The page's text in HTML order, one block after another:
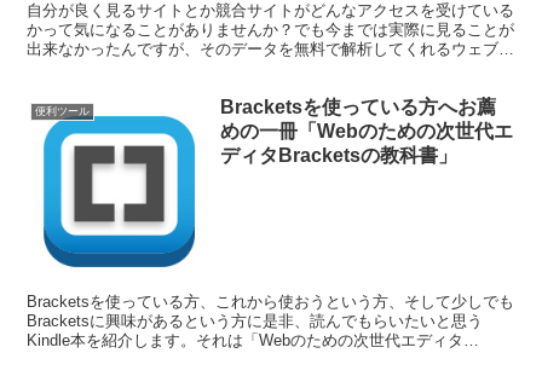
自分が良く見るサイトとか競合サイトがどんなアクセスを受けている
かって気になることがありませんか？でも今までは実際に見ることが
出来なかったんですが、そのデータを無料で解析してくれるウェブツ
便利ツール
Bracketsを使っている方へお薦
めの一冊「Webのための次世代エ
ディタBracketsの教科書」
Bracketsを使っている方、これから使おうという方、そして少しでも
Bracketsに興味があるという方に是非、読んでもらいたいと思う
Kindle本を紹介します。それは「Webのための次世代エディタ